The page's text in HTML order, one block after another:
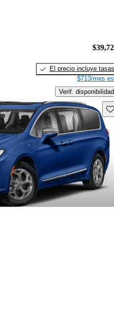
El precio incluye tasas
$713/mes
Verif. disponibilidad